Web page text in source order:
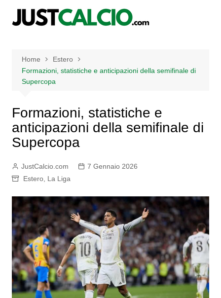
Home
Estero
Formazioni, statistiche e anticipazioni della semifinale di
Supercopa
Formazioni, statistiche e
anticipazioni della semifinale di
Supercopa
JustCalcio.com
7 Gennaio 2026
Estero, La Liga